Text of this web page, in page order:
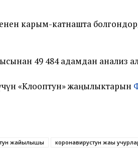
карым-катнашта
49 484 адамдан
«Клооптун» жаңылыктарын
жайылышы коронавирустун жаңы